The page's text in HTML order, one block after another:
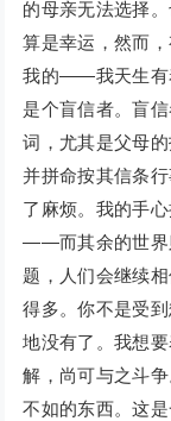
的母亲无法选择
算是幸运，然而
我的——我天生有
是个盲信者。盲
词，尤其是父母
并拼命按其信条
了麻烦。我的手
——而其余的世界
题，人们会继续
得多。你不是受
地没有了。我想
解，尚可与之斗
不如的东西。这